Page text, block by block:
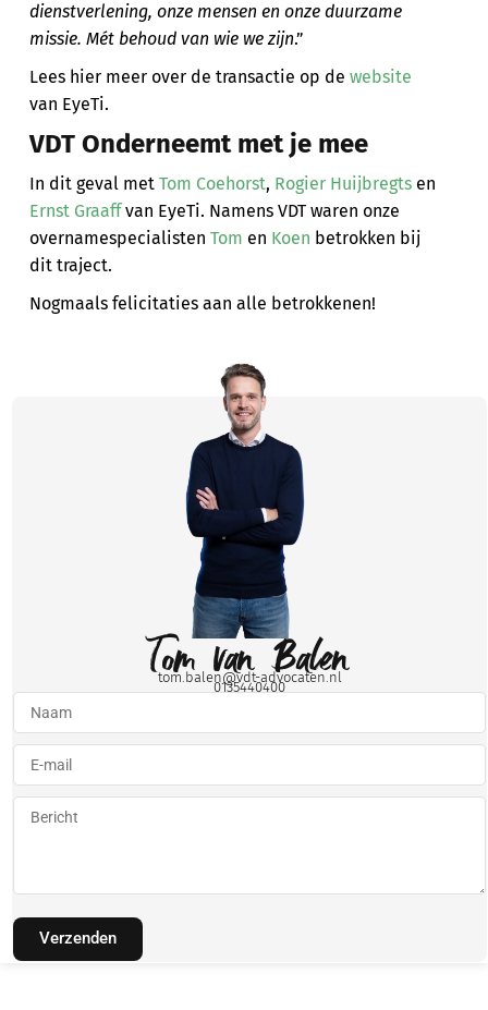
dienstverlening, onze mensen en onze duurzame
missie. Mét behoud van wie we zijn.”
Lees hier meer over de transactie op de website
van EyeTi.
VDT Onderneemt met je mee
In dit geval met Tom Coehorst, Rogier Huijbregts en
Ernst Graaffvan EyeTi. Namens VDT waren onze
overnamespecialisten Tom en Koen betrokken bij
dit traject.
Nogmaals felicitaties aan alle betrokkenen!
Tom van Balen
tom.balen@vdt-advocaten.nl
0135440400
Verzenden